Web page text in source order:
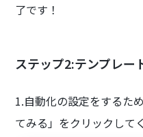
了です！
ステップ2:テンプレー
1.自動化の設定をするた
てみる」をクリックして